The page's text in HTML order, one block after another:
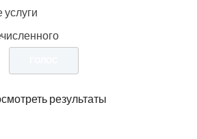
результаты